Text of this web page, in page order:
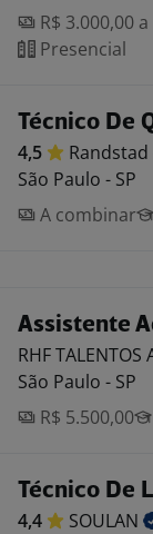
R$ 3.000,00
Presencial
Técnico De
4,5 Randstad
São Paulo - SP
A combinar
Assistente
RHF TALENTOS
São Paulo - SP
R$ 5.500,00
Técnico De
4,4
SOULAN